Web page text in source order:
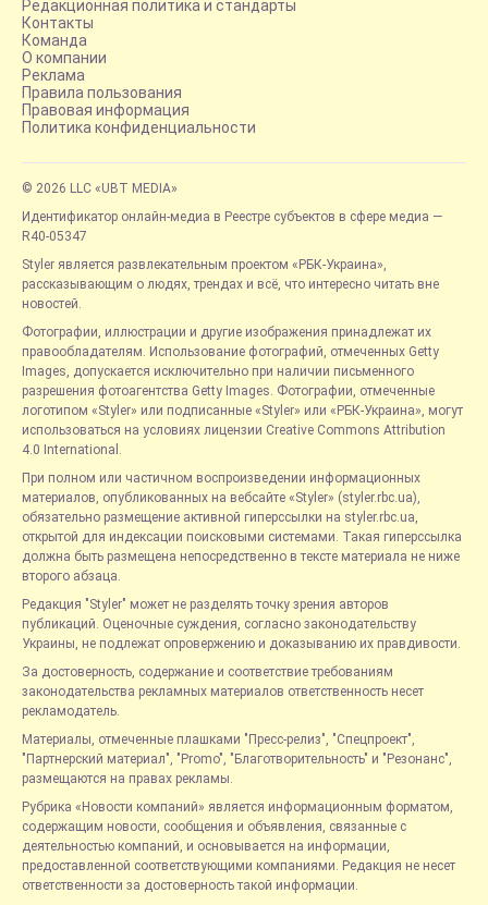
Редакционная политика и стандарты
Контакты
Команда
О компании
Реклама
Правила пользования
Правовая информация
Политика конфиденциальности
© 2026 LLC «UBT MEDIA»
Идентификатор онлайн-медиа в Реестре субъектов в сфере медиа —
R40-05347
Styler является развлекательным проектом «РБК-Украина»,
рассказывающим о людях, трендах и всё, что интересно читать вне
новостей.
Фотографии, иллюстрации и другие изображения принадлежат их
правообладателям. Использование фотографий, отмеченных Getty
Images, допускается исключительно при наличии письменного
разрешения фотоагентства Getty Images. Фотографии, отмеченные
логотипом «Styler» или подписанные «Styler» или «РБК-Украина», могут
использоваться на условиях лицензии Creative Commons Attribution
4.0 International.
При полном или частичном воспроизведении информационных
материалов, опубликованных на вебсайте «Styler» (styler.rbc.ua),
обязательно размещение активной гиперссылки на styler.rbc.ua,
открытой для индексации поисковыми системами. Такая гиперссылка
должна быть размещена непосредственно в тексте материала не ниже
второго абзаца.
Редакция "Styler" может не разделять точку зрения авторов
публикаций. Оценочные суждения, согласно законодательству
Украины, не подлежат опровержению и доказыванию их правдивости.
За достоверность, содержание и соответствие требованиям
законодательства рекламных материалов ответственность несет
рекламодатель.
Материалы, отмеченные плашками "Пресс-релиз", "Спецпроект",
"Партнерский материал", "Promo", "Благотворительность" и "Резонанс",
размещаются на правах рекламы.
Рубрика «Новости компаний» является информационным форматом,
содержащим новости, сообщения и объявления, связанные с
деятельностью компаний, и основывается на информации,
предоставленной соответствующими компаниями. Редакция не несет
ответственности за достоверность такой информации.